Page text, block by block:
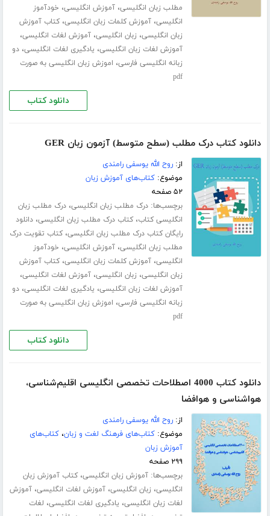
مطلب زبان انگلیسی،آموزش انگلیسی، خودآموز
انگلیسی،آموزش کلمات زبان انگلیسی،کتاب آموزش
زبان انگلیسی، زبان انگلیسی،آموزش لغات انگلیسی،
آموزش لغات زبان انگلیسی، یادگیری لغات انگلیسی،دو
زبانه انگلیسی فارسی، اموزش زبان انگلیسی به صورت
pdf
دانلود کتاب
دانلود کتاب درک مطلب (سطح متوسط) آزمون زبان GER
از:روح الله یوسفی رامندی
موضوع:کتاب‌های آموزش زبان
۵۲ صفحه
برچسب‌ها:درک مطلب زبان انگلیسی،درک مطلب زبان
انگلیسی کتاب،کتاب درک مطلب زبان انگلیسی،دانلود
رایگان کتاب درک مطلب زبان انگلیسی،کتاب تقویت درک
مطلب زبان انگلیسی،آموزش انگلیسی، خودآموز
انگلیسی،آموزش کلمات زبان انگلیسی،کتاب آموزش
زبان انگلیسی، زبان انگلیسی،آموزش لغات انگلیسی،
آموزش لغات زبان انگلیسی، یادگیری لغات انگلیسی،دو
زبانه انگلیسی فارسی، اموزش زبان انگلیسی به صورت
pdf
دانلود کتاب
دانلود کتاب 4000 اصطلاحات تخصصی انگلیسی اقلیم‌شناسی،
هواشناسی و هوافضا
از:روح الله یوسفی رامندی
موضوع:کتاب‌های فرهنگ لغت و زبان،کتاب‌های
آموزش زبان
۲۹۹ صفحه
برچسب‌ها:آموزش زبان انگلیسی،کتاب آموزش زبان
انگلیسی، زبان انگلیسی،آموزش لغات انگلیسی،آموزش
لغات زبان انگلیسی، یادگیری لغات انگلیسی، لغات